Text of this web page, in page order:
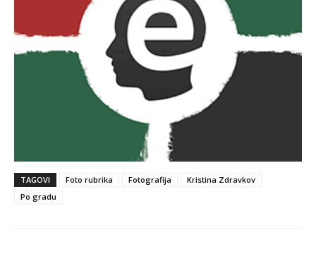
TAGOVI Foto rubrika Fotografija
Kristina Zdravkov
Po gradu